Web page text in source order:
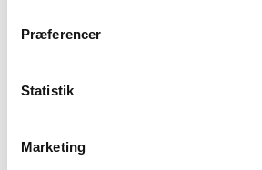
Præferencer
Statistik
Marketing